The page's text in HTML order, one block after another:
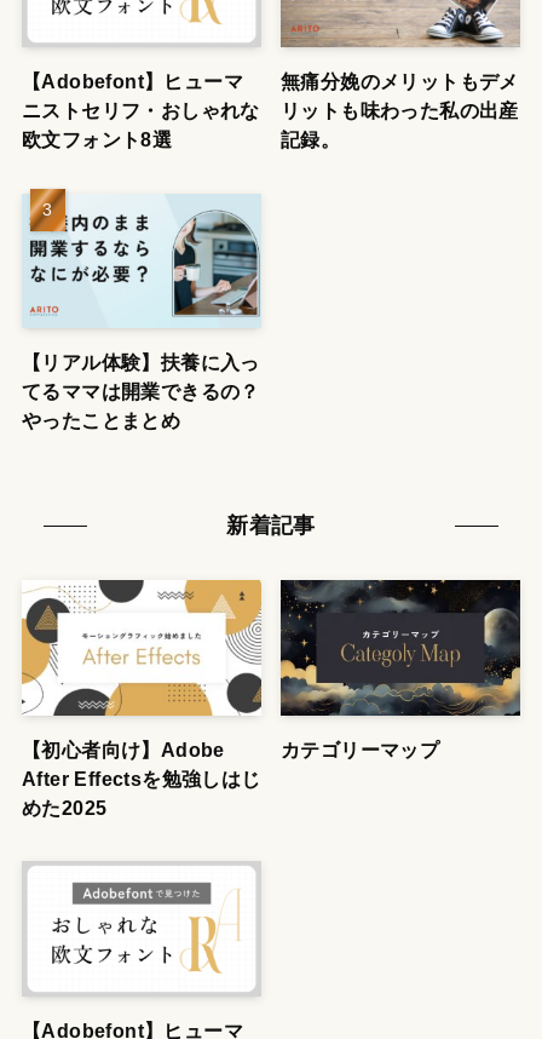
【Adobefont】ヒューマ
ニストセリフ・おしゃれな
欧文フォント8選
無痛分娩のメリットもデメ
リットも味わった私の出産
記録。
【リアル体験】扶養に入っ
てるママは開業できるの？
やったことまとめ
新着記事
【初心者向け】Adobe
After Effectsを勉強しはじ
めた2025
カテゴリーマップ
【Adobefont】ヒューマ